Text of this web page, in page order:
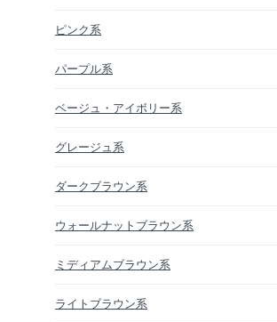
ピンク系
パープル系
ベージュ・アイボリー系
グレージュ系
ダークブラウン系
ウォールナットブラウン系
ミディアムブラウン系
ライトブラウン系